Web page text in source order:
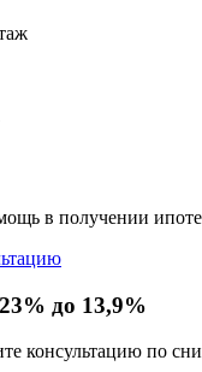
в получении
до 13,9%
консультацию по